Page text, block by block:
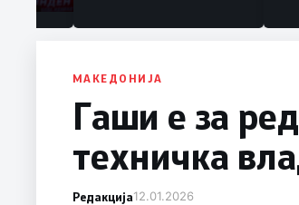
МАКЕДОНИЈА
Гаши е за
техничка
Редакција12.01.2026